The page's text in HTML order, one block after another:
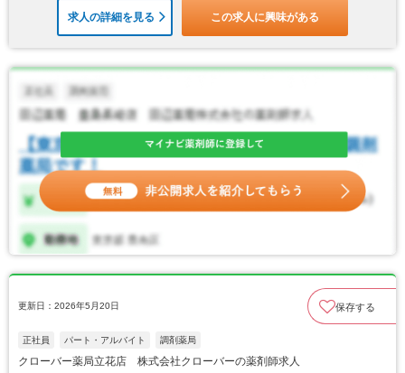
求人の詳細を見る この求人に興味がある
更新日：2026年5月20日 保存する
正社員 パート・アルバイト 調剤薬局
クローバー薬局立花店 株式会社クローバーの薬剤師求人